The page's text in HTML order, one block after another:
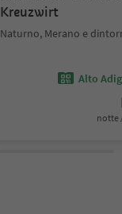
Kreuzwirt
Naturno, Merano e
Alto
notte